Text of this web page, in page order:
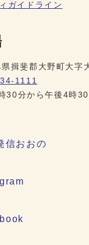
ガイドライン
揖斐郡大野町大字
1111
30分から午後4時
信おおの